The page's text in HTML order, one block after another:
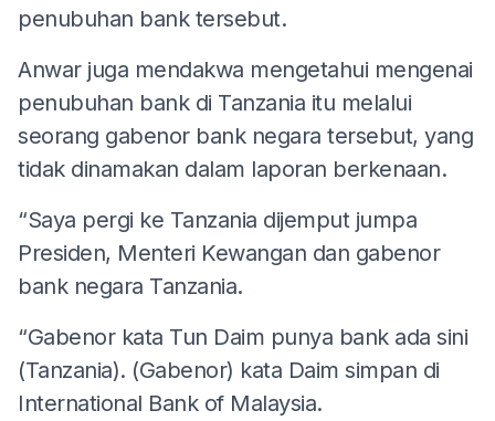
penubuhan bank tersebut.
Anwar juga mendakwa mengetahui mengenai
penubuhan bank di Tanzania itu melalui
seorang gabenor bank negara tersebut, yang
tidak dinamakan dalam laporan berkenaan.
“Saya pergi ke Tanzania dijemput jumpa
Presiden, Menteri Kewangan dan gabenor
bank negara Tanzania.
“Gabenor kata Tun Daim punya bank ada sini
(Tanzania). (Gabenor) kata Daim simpan di
International Bank of Malaysia.